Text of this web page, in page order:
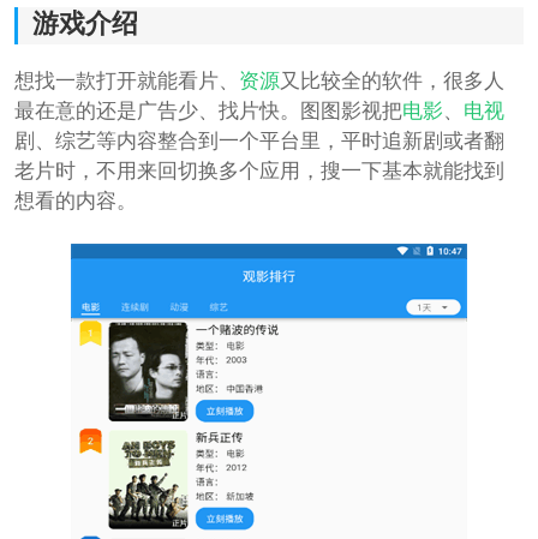
游戏介绍
想找一款打开就能看片、 资源又比较全的软件，很多人
最在意的还是广告少、找片快。图图影视把电影
电视
剧、综艺等内容整合到一个平台里，平时追新剧或者翻
老片时，不用来回切换多个应用，搜一下基本就能找到
想看的内容。